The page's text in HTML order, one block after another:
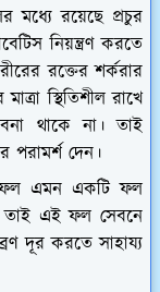
মধ্যে রয়েছে প্রচুর
নিয়ন্ত্রণ করতে
রক্তের শর্করার
স্থিতিশীল রাখে
থাকে না। তাই
পরামর্শ দেন।
এমন একটি ফল
তাই এই ফল সেবনে
দূর করতে সাহায্য